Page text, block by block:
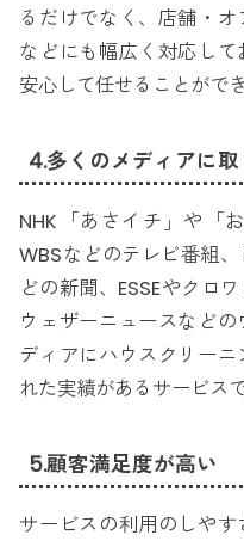
るだけでなく、店舗・
などにも幅広く対応し
安心して任せることができ
4.多くのメディアに
NHK「あさイチ」や「
WBSなどのテレビ番組
どの新聞、ESSEやクロ
ウェザーニュースなど
ディアにハウスクリー
れた実績があるサービスで
5.顧客満足度が高い
サービスの利用のしや